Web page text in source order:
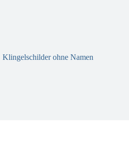
Klingelschilder ohne Namen